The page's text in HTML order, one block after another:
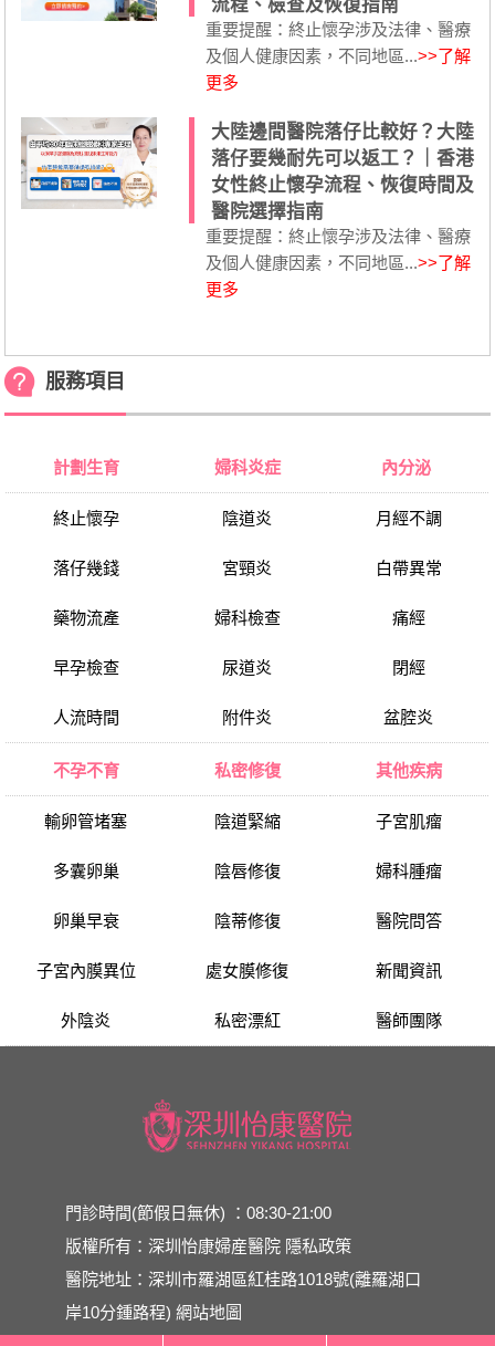
流程、檢查及恢復指南
重要提醒：終止懷孕涉及法律、醫療
及個人健康因素，不同地區...>>了解
更多
大陸邊間醫院落仔比較好？大陸
落仔要幾耐先可以返工？｜香港
女性終止懷孕流程、恢復時間及
醫院選擇指南
重要提醒：終止懷孕涉及法律、醫療
及個人健康因素，不同地區...>>了解
更多
服務項目
計劃生育
終止懷孕
落仔幾錢
藥物流產
早孕檢查
人流時間
婦科炎症
陰道炎
宮頸炎
婦科檢查
尿道炎
附件炎
內分泌
月經不調
白帶異常
痛經
閉經
盆腔炎
不孕不育
輸卵管堵塞
多囊卵巢
卵巢早衰
子宮內膜異位
外陰炎
私密修復
陰道緊縮
陰唇修復
陰蒂修復
處女膜修復
私密漂紅
其他疾病
子宮肌瘤
婦科腫瘤
醫院問答
新聞資訊
醫師團隊
門診時間(節假日無休) ：08:30-21:00
版權所有：深圳怡康婦産醫院 隱私政策
醫院地址：深圳市羅湖區紅桂路1018號(離羅湖口
岸10分鍾路程)網站地圖